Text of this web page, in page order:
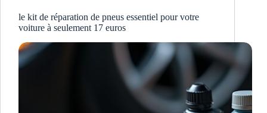
le kit de réparation de pneus essentiel pour votre
voiture à seulement 17 euros